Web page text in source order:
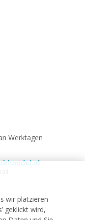
wir platzieren
geklickt wird,
Werktagen